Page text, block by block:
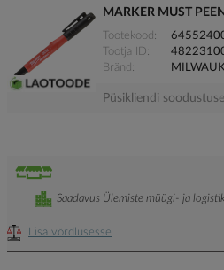
MARKER MUST
Tootekood
Tootja ID
Bränd
Püsikliendi
Lisa võrdlusesse
Saadavus Ülemiste müügi- ja